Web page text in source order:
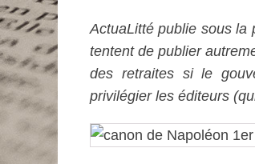
ActuaLitté publie sous la
tentent de publier
des retraites si le
privilégier les éditeurs